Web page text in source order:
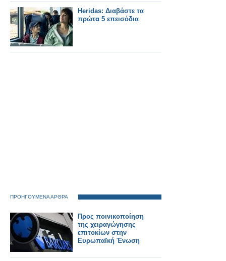
Heridas: Διαβάστε τα
πρώτα 5 επεισόδια
ΠΡΟΗΓΟΥΜΕΝΑ ΑΡΘΡΑ
Προς ποινικοποίηση
της χειραγώγησης
επιτοκίων στην
Ευρωπαϊκή Ένωση